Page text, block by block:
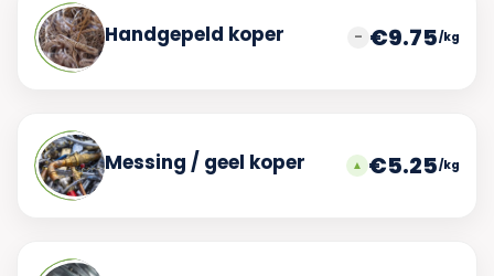
Handgepeld koper €9.75/kg
Messing / geel koper €5.25/kg